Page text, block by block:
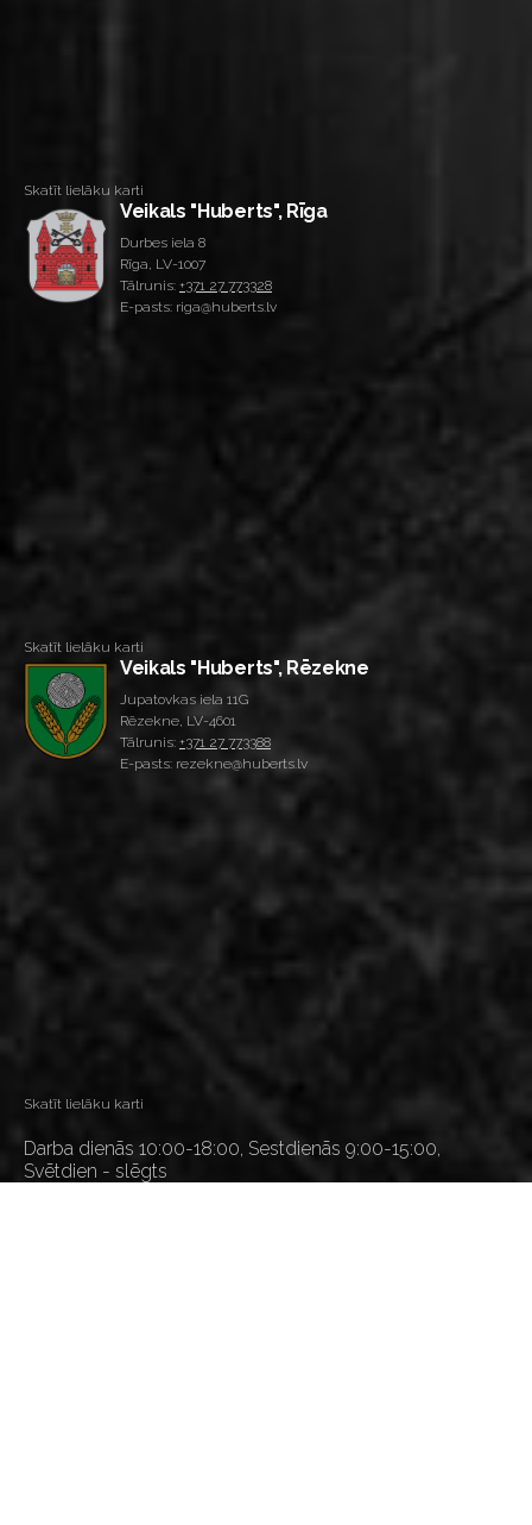
Skatīt lielāku karti
Veikals "Huberts", Rīga
Durbes iela 8
Rīga, LV-1007
Tālrunis: +371 27 773328
E-pasts: riga@huberts.lv
Skatīt lielāku karti
Veikals "Huberts", Rēzekne
Jupatovkas iela 11G
Rēzekne, LV-4601
Tālrunis: +371 27 773388
E-pasts: rezekne@huberts.lv
Skatīt lielāku karti
Darba dienās 10:00-18:00, Sestdienās 9:00-15:00,
Svētdien - slēgts